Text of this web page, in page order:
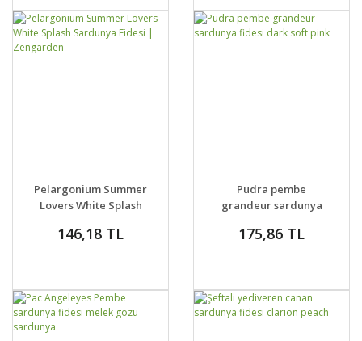
DETAYLAR
VER
Pelargonium Summer
Lovers White Splash
Zengarden
146,18 TL
DETAYLAR
VER
Pudra pembe
grandeur sardunya
175,86 TL